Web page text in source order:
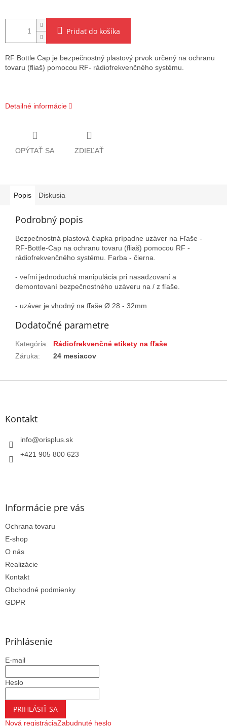
Pridať do košíka
RF Bottle Cap je bezpečnostný plastový prvok určený na ochranu
tovaru (fliaš) pomocou RF- rádiofrekvenčného systému.
Detailné informácie
OPÝTAŤ SA ZDIEĽAŤ
Popis Diskusia
Podrobný popis
Bezpečnostná plastová čiapka prípadne uzáver na Fľaše -
RF-Bottle-Cap na ochranu tovaru (fliaš) pomocou RF -
rádiofrekvenčného systému. Farba - čierna.
- veľmi jednoduchá manipulácia pri nasadzovaní a
demontovaní bezpečnostného uzáveru na / z fľaše.
- uzáver je vhodný na fľaše Ø 28 - 32mm
Dodatočné parametre
Kategória:
Rádiofrekvenčné etikety na fľaše
Záruka: 24 mesiacov
Z
Kontakt
info@orisplus.sk
+421 905 800 623
Informácie pre vás
Ochrana tovaru
E-shop
O nás
Realizácie
Kontakt
Obchodné podmienky
GDPR
Prihlásenie
E-mail
Heslo
PRIHLÁSIŤ SA
Nová registráciaZabudnuté heslo